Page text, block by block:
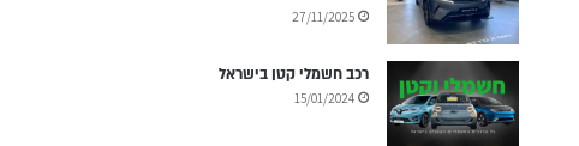
27/11/2025
רכב חשמלי קטן בישראל
15/01/2024